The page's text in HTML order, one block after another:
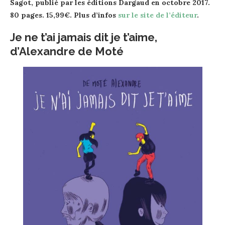
Sagot, publié par les éditions Dargaud en octobre 2017.
80 pages. 15,99€. Plus d’infos sur le site de l’éditeur.
Je ne t’ai jamais dit je t’aime,
d’Alexandre de Moté